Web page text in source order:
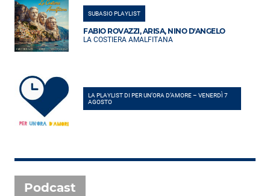
SUBASIO PLAYLIST
FABIO ROVAZZI, ARISA, NINO D'ANGELO
LA COSTIERA AMALFITANA
LA PLAYLIST DI PER UN’ORA D’AMORE – VENERDÌ 7
AGOSTO
Podcast